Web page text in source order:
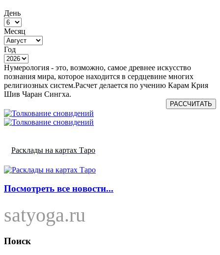
День
Месяц
Год
Нумерология - это, возможно, самое древнее искусство
познания мира, которое находится в сердцевине многих
религиозных систем.Расчет делается по учению Карам Крия
Шив Чаран Сингха.
РАССЧИТАТЬ
Расклады на картах Таро
Посмотреть все новости...
satyoga.ru
Поиск